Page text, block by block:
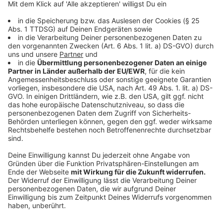
geht Kluthe aus. Zu den langwierigen Arbeiten, ein
Haus wieder trocken zu legen kämen die
Lieferengpässe für viele Baumaterialien. Firmen, die
sofort anfangen, seien schwer zu finden. Nach vielen
Gesprächen lobte Kluthe die gute Dorfgemeinschaft
in Laer: Noch bevor die Feuerwehr kam, hätten sich
Nachbarn in vielen Fällen schon untereinander
geholfen und täten das noch.
Anzeige
Unwetter hat Laer, Altenberge und
Emsdetten besonders getroffen
Anzeige